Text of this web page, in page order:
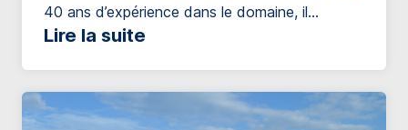
40 ans d’expérience dans le domaine, il
possède un parcours impressionnant qui
des services de protection incendie. […]
Lire la suite